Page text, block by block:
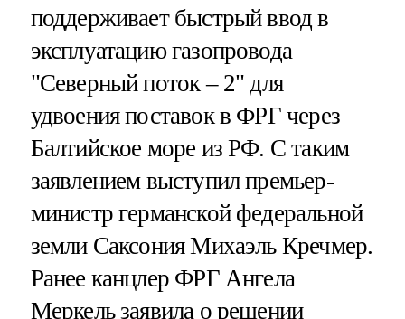
поддерживает быстрый ввод в
эксплуатацию газопровода
"Северный поток – 2" для
удвоения поставок в ФРГ через
Балтийское море из РФ. С таким
заявлением выступил премьер-
министр германской федеральной
земли Саксония Михаэль Кречмер.
Ранее канцлер ФРГ Ангела
Меркель заявила о решении